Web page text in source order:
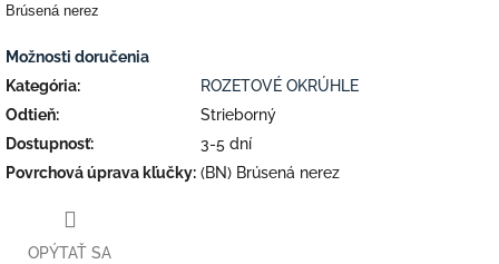
Brúsená nerez
Možnosti doručenia
Kategória:
ROZETOVÉ OKRÚHLE
Odtieň:
Strieborný
Dostupnosť:
3-5 dní
Povrchová úprava kľučky: (BN) Brúsená nerez
OPÝTAŤ SA